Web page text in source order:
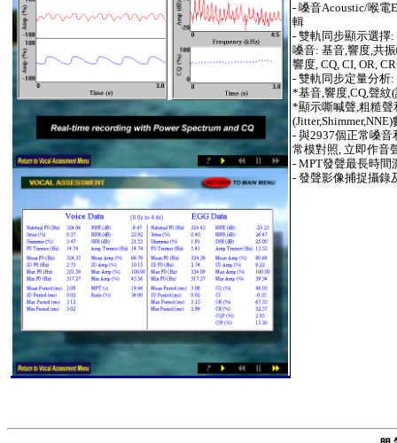
-嗓音Acoustic/喉電
輯
-雙軌同步顯示選擇:
嗓音:基音,響度,共
響度,CQ, CI, OR, CR
-雙軌同步定量分析:
*基音,響度,CQ,聲紋(
*顯示嘶喊聲,粗糙聲
(Jitter,Shimmer,NNE)
-與2937個正常嗓音
常模對照, 立即作音
- MPT發聲最長時間
-發聲影像捕捉攝錄